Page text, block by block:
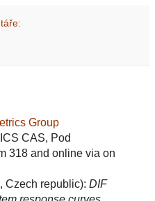
Group
CAS, Pod
318 and online via on
Czech republic): DIF